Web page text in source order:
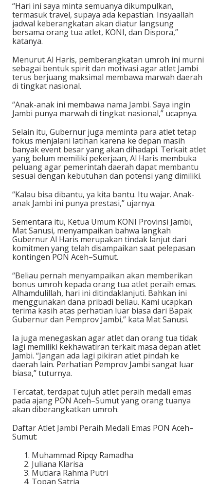
“Hari ini saya minta semuanya dikumpulkan,
termasuk travel, supaya ada kepastian. Insyaallah
jadwal keberangkatan akan diatur langsung
bersama orang tua atlet, KONI, dan Dispora,”
katanya.
Menurut Al Haris, pemberangkatan umroh ini murni
sebagai bentuk spirit dan motivasi agar atlet Jambi
terus berjuang maksimal membawa marwah daerah
di tingkat nasional.
“Anak-anak ini membawa nama Jambi. Saya ingin
Jambi punya marwah di tingkat nasional,” ucapnya.
Selain itu, Gubernur juga meminta para atlet tetap
fokus menjalani latihan karena ke depan masih
banyak event besar yang akan dihadapi. Terkait atlet
yang belum memiliki pekerjaan, Al Haris membuka
peluang agar pemerintah daerah dapat membantu
sesuai dengan kebutuhan dan potensi yang dimiliki.
“Kalau bisa dibantu, ya kita bantu. Itu wajar. Anak-
anak Jambi ini punya prestasi,” ujarnya.
Sementara itu, Ketua Umum KONI Provinsi Jambi,
Mat Sanusi, menyampaikan bahwa langkah
Gubernur Al Haris merupakan tindak lanjut dari
komitmen yang telah disampaikan saat pelepasan
kontingen PON Aceh–Sumut.
“Beliau pernah menyampaikan akan memberikan
bonus umroh kepada orang tua atlet peraih emas.
Alhamdulillah, hari ini ditindaklanjuti. Bahkan ini
menggunakan dana pribadi beliau. Kami ucapkan
terima kasih atas perhatian luar biasa dari Bapak
Gubernur dan Pemprov Jambi,” kata Mat Sanusi.
Ia juga menegaskan agar atlet dan orang tua tidak
lagi memiliki kekhawatiran terkait masa depan atlet
Jambi. “Jangan ada lagi pikiran atlet pindah ke
daerah lain. Perhatian Pemprov Jambi sangat luar
biasa,” tuturnya.
Tercatat, terdapat tujuh atlet peraih medali emas
pada ajang PON Aceh–Sumut yang orang tuanya
akan diberangkatkan umroh.
Daftar Atlet Jambi Peraih Medali Emas PON Aceh–
Sumut:
Muhammad Ripqy Ramadha
Juliana Klarisa
Mutiara Rahma Putri
Topan Satria